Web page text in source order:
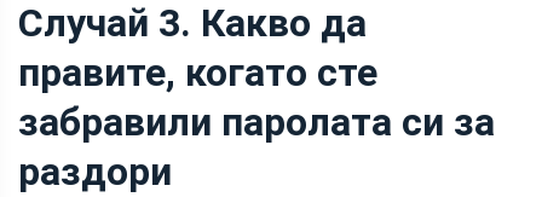
Случай 3. Какво да
правите, когато сте
забравили паролата си за
раздори